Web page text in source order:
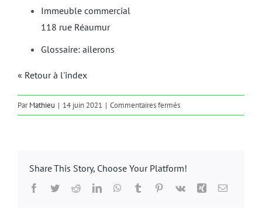
Immeuble commercial
118 rue Réaumur
Glossaire: ailerons
« Retour à l'index
ParMathieu | 14 juin 2021 | Commentaires ferméssur
volutes
Share This Story, Choose Your Platform!
Facebook
TwitterRedditLinkedInWhatsApp
Tumblr Pinterest
Vk Xing Email